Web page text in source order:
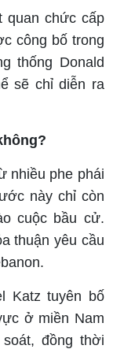
quan chức cấp
công bố trong
thống Donald
sẽ chỉ diễn ra
nhiều phe phái
này chỉ còn
cuộc bầu cử.
thuận yêu cầu
Katz tuyên bố
ở miền Nam
đồng thời